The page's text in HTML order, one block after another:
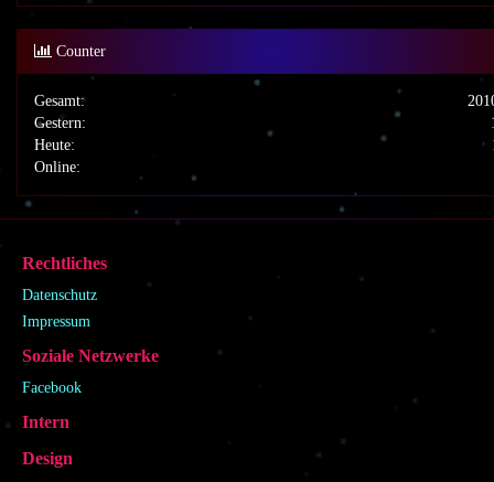
Counter
Gesamt:
Gestern:
Heute:
Online:
Rechtliches
Datenschutz
Impressum
Soziale Netzwerke
Facebook
Intern
Design